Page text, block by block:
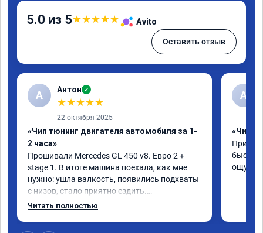
5.0 из 5★★★★★ Avito
Оставить отзыв
А Антон ✓
★★★★★
22 октября 2025
«Чип тюнинг двигателя автомобиля за 1-
2 часа»
Прошивали Mercedes GL 450 v8. Евро 2 +
stage 1. В итоге машина поехала, как мне
нужно: ушла валкость, появились подхваты
с низов, стало приятно ездить.
Одни из лучших трат, в авто! 🔥
Читать полностью
A
«Чип